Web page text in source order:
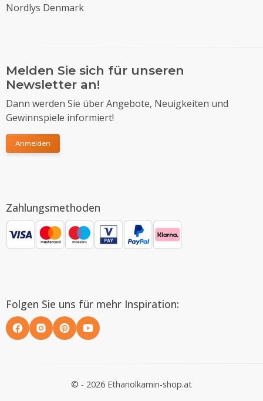
Nordlys Denmark
Melden Sie sich für unseren
Newsletter an!
Dann werden Sie über Angebote, Neuigkeiten und
Gewinnspiele informiert!
Anmelden
Zahlungsmethoden
Folgen Sie uns für mehr Inspiration:
© - 2026 Ethanolkamin-shop.at